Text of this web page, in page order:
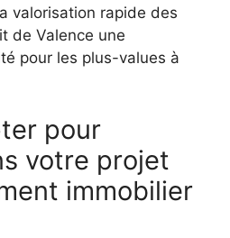
valorisation rapide des
de Valence une
pour les plus-values à
votre projet
immobilier